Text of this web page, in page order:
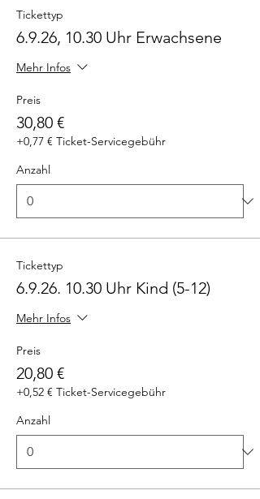
Tickettyp
6.9.26, 10.30 Uhr Erwachsene
Mehr Infos
Preis
30,80 €
+0,77 € Ticket-Servicegebühr
Anzahl
Tickettyp
6.9.26. 10.30 Uhr Kind (5-12)
Mehr Infos
Preis
20,80 €
+0,52 € Ticket-Servicegebühr
Anzahl